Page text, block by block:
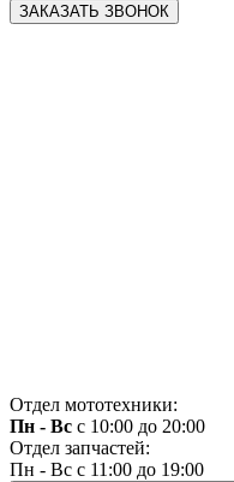
ЗАКАЗАТЬ ЗВОНОК
Отдел мототехники:
Пн - Вс с 10:00 до 20:00
Отдел запчастей:
Пн - Вс с 11:00 до 19:00